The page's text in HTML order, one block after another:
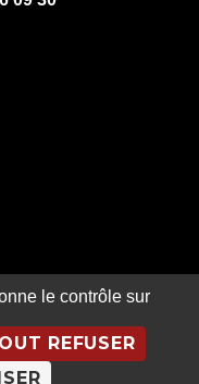
2019 |Contact|
| Exercez vos
site
le contrôle sur
REFUSER